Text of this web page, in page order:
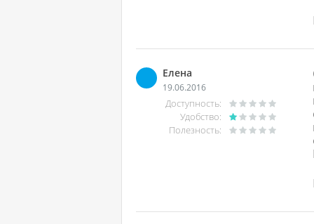
Елена
19.06.2016
Доступность:
Удобство:
Полезность: